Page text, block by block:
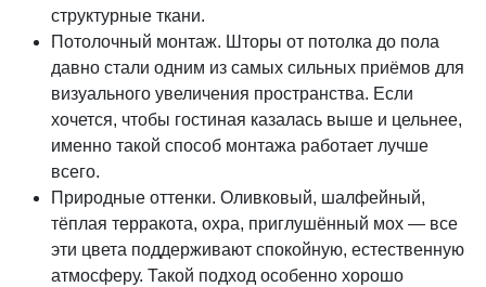
структурные ткани.
Потолочный монтаж. Шторы от потолка до пола
давно стали одним из самых сильных приёмов для
визуального увеличения пространства. Если
хочется, чтобы гостиная казалась выше и цельнее,
именно такой способ монтажа работает лучше
всего.
Природные оттенки. Оливковый, шалфейный,
тёплая терракота, охра, приглушённый мох — все
эти цвета поддерживают спокойную, естественную
атмосферу. Такой подход особенно хорошо